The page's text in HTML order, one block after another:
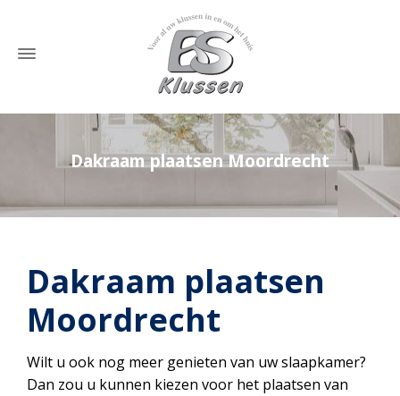
Dakraam plaatsen Moordrecht
Dakraam plaatsen
Moordrecht
Wilt u ook nog meer genieten van uw slaapkamer?
Dan zou u kunnen kiezen voor het plaatsen van